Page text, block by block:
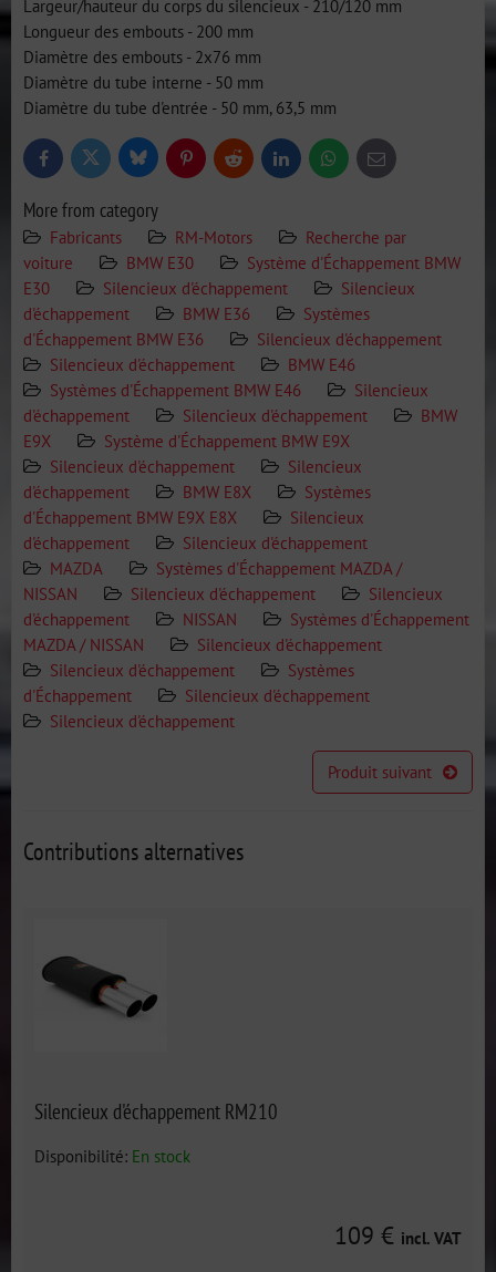
Largeur/hauteur du corps du silencieux - 210/120 mm
Longueur des embouts - 200 mm
Diamètre des embouts - 2x76 mm
Diamètre du tube interne - 50 mm
Diamètre du tube d'entrée - 50 mm, 63,5 mm
FacebookTwitter BlueskyPinterestReddit LinkedInWhatsApp
E-
mail
More from category
Fabricants RM-Motors
Recherche par
voiture
BMW E30
Système d'Échappement BMW
E30
Silencieux d'échappement
Silencieux
d'échappement
BMW E36
Systèmes
d'Échappement BMW E36
Silencieux d'échappement
Silencieux d'échappement
BMW E46
Systèmes d'Échappement BMW E46
Silencieux
d'échappement
Silencieux d'échappement
BMW
E9X
Système d'Échappement BMW E9X
Silencieux d'échappement
Silencieux
d'échappement
BMW E8X
Systèmes
d'Échappement BMW E9X E8X
Silencieux
d'échappement
Silencieux d'échappement
MAZDA
Systèmes d'Échappement MAZDA /
NISSAN
Silencieux d'échappement
Silencieux
d'échappement
NISSAN
Systèmes d'Échappement
MAZDA / NISSAN
Silencieux d'échappement
Silencieux d'échappement
Systèmes
d'Échappement
Silencieux d'échappement
Silencieux d'échappement
Produit suivant
Contributions alternatives
Silencieux d'échappement RM210
Disponibilité: En stock
109 € incl. VAT